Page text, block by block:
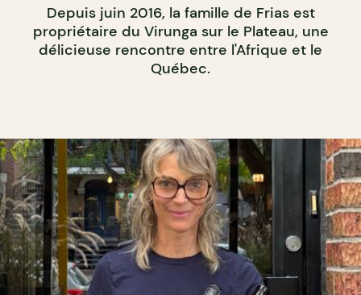
Depuis juin 2016, la famille de Frias est
propriétaire du Virunga sur le Plateau, une
délicieuse rencontre entre l'Afrique et le
Québec.